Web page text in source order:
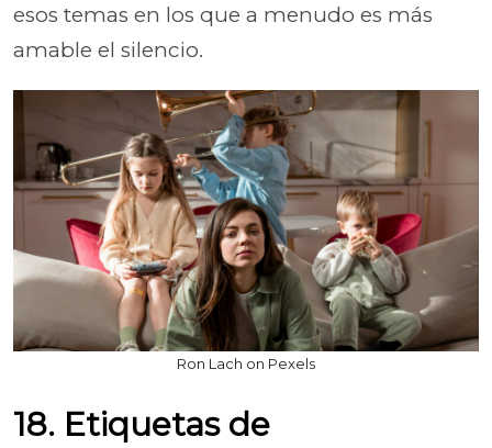
esos temas en los que a menudo es más
amable el silencio.
Ron Lach on Pexels
18. Etiquetas de